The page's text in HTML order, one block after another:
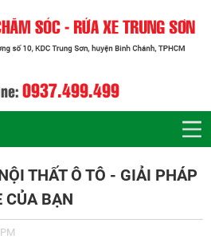
0937.499.499
THẤT Ô TÔ - GIẢI PHÁP
CỦA BẠN